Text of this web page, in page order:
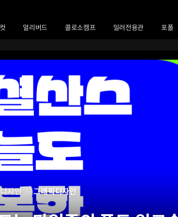
얼리버드 콜로소캠프 일러전용관 포폴
디자인 그래픽디자인